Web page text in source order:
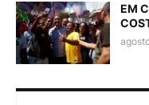
EM